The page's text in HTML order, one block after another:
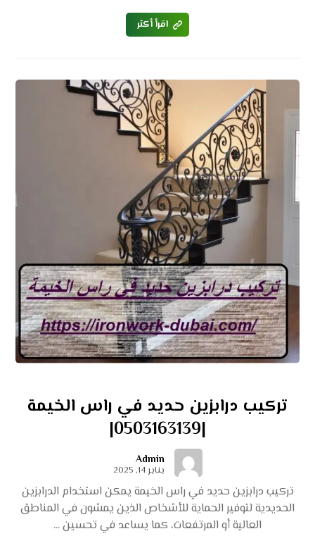
اقرأ أكثر
تركيب درابزين حديد في راس الخيمة
|0503163139|
Admin
يناير 14, 2025
تركيب درابزين حديد في راس الخيمة يمكن استخدام الدرابزين
الحديدية لتوفير الحماية للأشخاص الذين يمشون في المناطق
العالية أو المرتفعات، كما يساعد في تحسين ...